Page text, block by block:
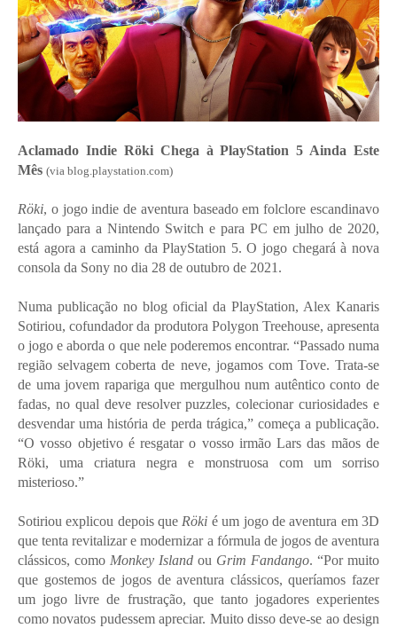
Aclamado Indie Röki Chega à PlayStation 5 Ainda Este
Mês (via blog.playstation.com)
Röki, o jogo indie de aventura baseado em folclore escandinavo
lançado para a Nintendo Switch e para PC em julho de 2020,
está agora a caminho da PlayStation 5. O jogo chegará à nova
consola da Sony no dia 28 de outubro de 2021.
Numa publicação no blog oficial da PlayStation, Alex Kanaris
Sotiriou, cofundador da produtora Polygon Treehouse, apresenta
o jogo e aborda o que nele poderemos encontrar. “Passado numa
região selvagem coberta de neve, jogamos com Tove. Trata-se
de uma jovem rapariga que mergulhou num autêntico conto de
fadas, no qual deve resolver puzzles, colecionar curiosidades e
desvendar uma história de perda trágica,” começa a publicação.
“O vosso objetivo é resgatar o vosso irmão Lars das mãos de
Röki, uma criatura negra e monstruosa com um sorriso
misterioso.”
Sotiriou explicou depois que Röki é um jogo de aventura em 3D
que tenta revitalizar e modernizar a fórmula de jogos de aventura
clássicos, como Monkey Island ou Grim Fandango. “Por muito
que gostemos de jogos de aventura clássicos, queríamos fazer
um jogo livre de frustração, que tanto jogadores experientes
como novatos pudessem apreciar. Muito disso deve-se ao design